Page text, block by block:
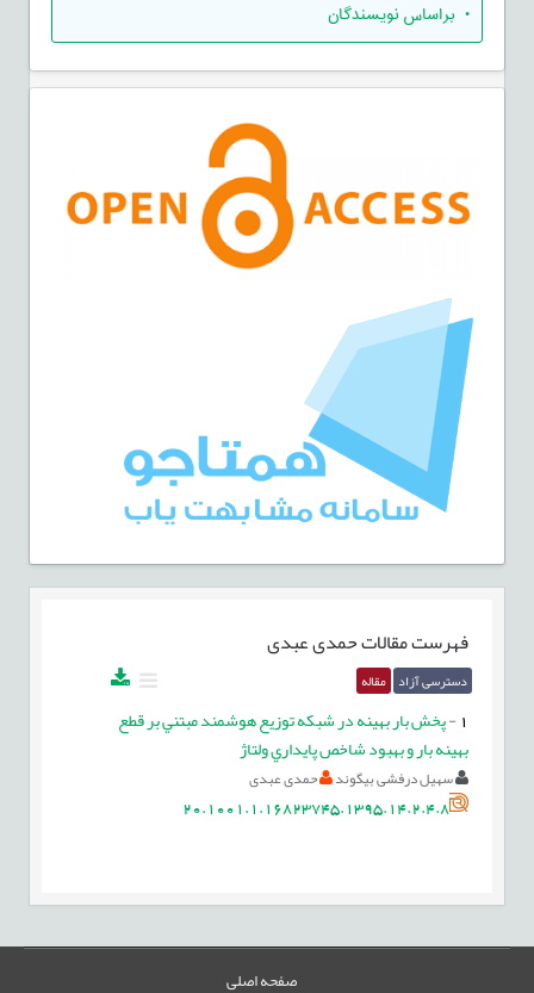
• براساس نویسندگان
فهرست مقالاتحمدی عبدی
دسترسی آزاد مقاله
-پخش بار بهينه در شبکه توزيع هوشمند مبتني بر قطع
بهينه بار و بهبود شاخص پايداري ولتاژ
سهیل درفشی بیگوند حمدی عبدی
20.1001.1.16823745.1395.14.2.4.8
صفحه اصلی